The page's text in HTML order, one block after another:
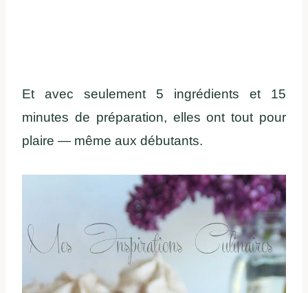
Et avec seulement 5 ingrédients et 15
minutes de préparation, elles ont tout pour
plaire — même aux débutants.